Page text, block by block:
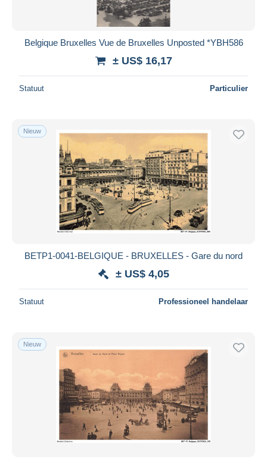
Belgique Bruxelles Vue de Bruxelles Unposted *YBH586
± US$ 16,17
Statuut Particulier
Nieuw
BETP1-0041-BELGIQUE - BRUXELLES - Gare du nord
± US$ 4,05
Statuut Professioneel handelaar
Nieuw